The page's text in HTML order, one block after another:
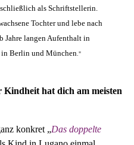
als Schriftstellerin.
Tochter und lebe nach
Jahre langen Aufenthalt in
Berlin und München ."
hat dich am meisten
konkret „Das doppelte